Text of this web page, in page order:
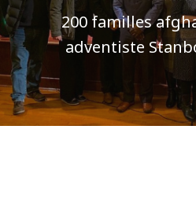
200 familles
adventiste